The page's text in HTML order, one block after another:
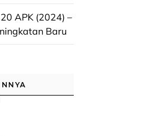
APK (2024) –
Baru